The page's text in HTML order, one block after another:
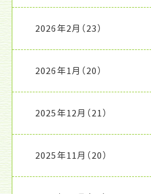
2026年2月 （23）
2026年1月 （20）
2025年12月 （21）
2025年11月 （20）